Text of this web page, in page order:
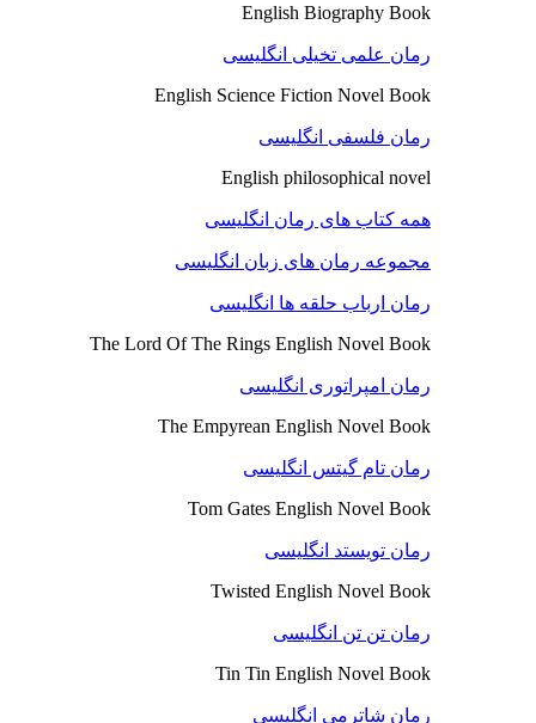
English Biography Book
رمان علمی تخیلی انگلیسی
English Science Fiction Novel Book
رمان فلسفی انگلیسی
English philosophical novel
همه کتاب های رمان انگلیسی
مجموعه رمان های زبان انگلیسی
رمان ارباب حلقه ها انگلیسی
The Lord Of The Rings English Novel Book
رمان امپراتوری انگلیسی
The Empyrean English Novel Book
رمان تام گیتس انگلیسی
Tom Gates English Novel Book
رمان تویستد انگلیسی
Twisted English Novel Book
رمان تن تن انگلیسی
Tin Tin English Novel Book
رمان شاترمی انگلیسی